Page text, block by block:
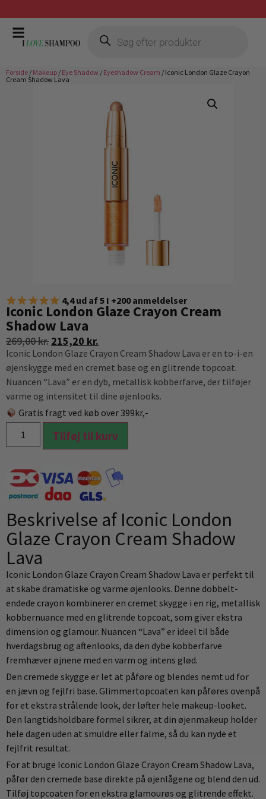
Gratis fragt ved køb over 399,-
Forside / Makeup / Eye Shadow / Eyeshadow Cream / Iconic London Glaze Crayon
Cream Shadow Lava
4,4 ud af 5 I +200 anmeldelser
Iconic London Glaze Crayon Cream
Shadow Lava
269,00kr. 215,20 kr.
Iconic London Glaze Crayon Cream Shadow Lava er en to-i-en
øjenskygge med en cremet base og en glitrende topcoat.
Nuancen “Lava” er en dyb, metallisk kobberfarve, der tilføjer
varme og intensitet til dine øjenlooks.
Gratis fragt ved køb over 399kr,-
Tilføj til kurv
Beskrivelse af Iconic London
Glaze Crayon Cream Shadow
Lava
Iconic London Glaze Crayon Cream Shadow Lava er perfekt til
at skabe dramatiske og varme øjenlooks. Denne dobbelt-
endede crayon kombinerer en cremet skygge i en rig, metallisk
kobbernuance med en glitrende topcoat, som giver ekstra
dimension og glamour. Nuancen “Lava” er ideel til både
hverdagsbrug og aftenlooks, da den dybe kobberfarve
fremhæver øjnene med en varm og intens glød.
Den cremede skygge er let at påføre og blendes nemt ud for
en jævn og fejlfri base. Glimmertopcoaten kan påføres ovenpå
for et ekstra strålende look, der løfter hele makeup-looket.
Den langtidsholdbare formel sikrer, at din øjenmakeup holder
hele dagen uden at smuldre eller falme, så du kan nyde et
fejlfrit resultat.
For at bruge Iconic London Glaze Crayon Cream Shadow Lava,
påfør den cremede base direkte på øjenlågene og blend den ud.
Tilføj topcoaten for en ekstra glamourøs og glitrende effekt.